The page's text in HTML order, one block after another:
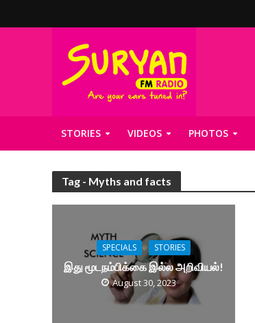
STORIES VIDEOS PHOTOS
Tag - Myths and facts
SPECIALS STORIES
இது மூடநம்பிக்கை இல்ல அறிவியல்!
August 30, 2023